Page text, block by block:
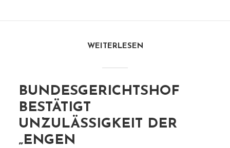
WEITERLESEN
BUNDESGERICHTSHOF
BESTÄTIGT
UNZULÄSSIGKEIT DER
„ENGEN